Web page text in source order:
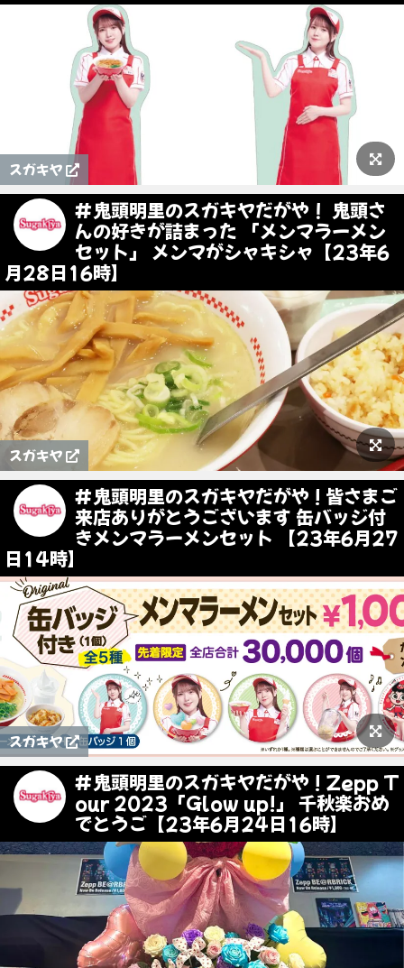
スガキヤ
#鬼頭明里のスガキヤだがや！ 鬼頭さ
んの好きが詰まった 「メンマラーメン
セット」 メンマがシャキシャ【23年6
月28日16時】
スガキヤ
#鬼頭明里のスガキヤだがや ! 皆さまご
来店ありがとうございます 缶バッジ付
きメンマラーメンセット 【23年6月27
日14時】
スガキヤ
#鬼頭明里のスガキヤだがや ! Zepp T
our 2023「Glow up!」 千秋楽おめ
でとうご【23年6月24日16時】